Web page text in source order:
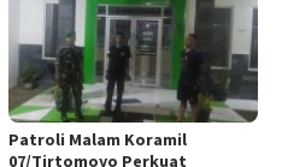
Patroli Malam Koramil
07/Tirtomoyo Perkuat